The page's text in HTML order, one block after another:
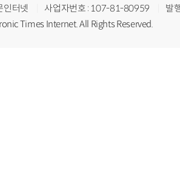
인터넷
사업자번호 : 107-81-80959
발
Times Internet. All Rights Reserved.